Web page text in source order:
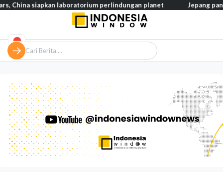
siapkan laboratorium perlindungan planet Jepang pangkas